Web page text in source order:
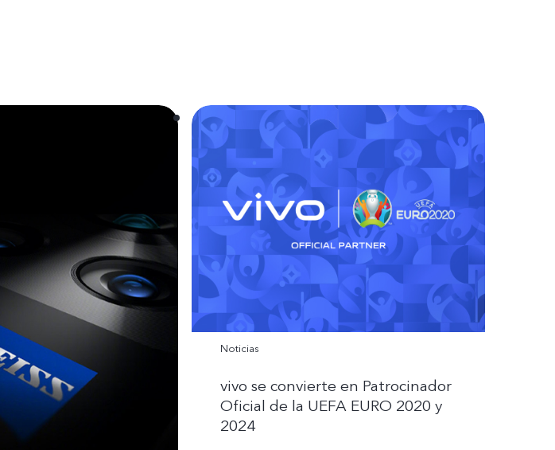
Noticias
vivo se convierte en Patrocinador
Oficial de la UEFA EURO 2020 y
2024